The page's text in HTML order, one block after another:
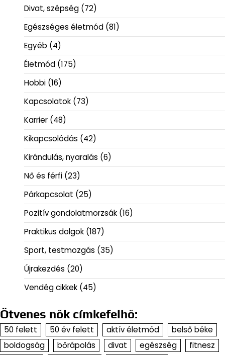
Divat, szépség (72)
Egészséges életmód (81)
Egyéb (4)
Életmód (175)
Hobbi (16)
Kapcsolatok (73)
Karrier (48)
Kikapcsolódás (42)
Kirándulás, nyaralás (6)
Nő és férfi (23)
Párkapcsolat (25)
Pozitív gondolatmorzsák (16)
Praktikus dolgok (187)
Sport, testmozgás (35)
Újrakezdés (20)
Vendég cikkek (45)
Ötvenes nők címkefelhő:
50 felett 50 év felett aktív életmód
belső béke
boldogság
bőrápolás divat egészség
fitnesz